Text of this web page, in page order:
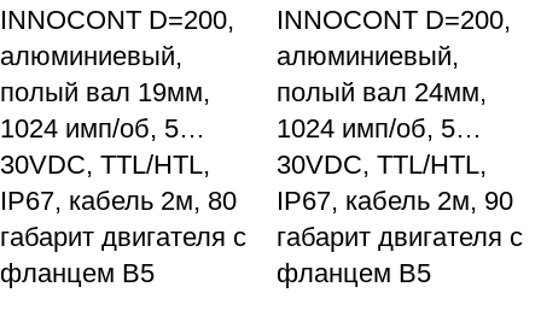
INNOCONT D=200,
алюминиевый,
полый вал 19мм,
1024 имп/об, 5…
30VDC, TTL/HTL,
IP67, кабель 2м, 80
габарит двигателя с
фланцем B5
INNOCONT D=200,
алюминиевый,
полый вал 24мм,
1024 имп/об, 5…
30VDC, TTL/HTL,
IP67, кабель 2м, 90
габарит двигателя с
фланцем B5